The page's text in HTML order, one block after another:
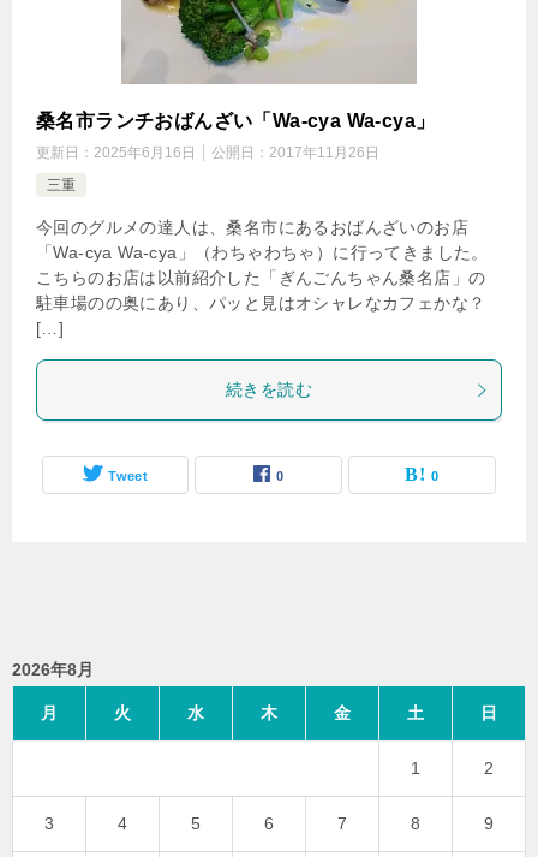
桑名市ランチおばんざい「Wa-cya Wa-cya」
更新日： 2025年6月16日 公開日： 2017年11月26日
三重
今回のグルメの達人は、桑名市にあるおばんざいのお店
「Wa-cya Wa-cya」（わちゃわちゃ）に行ってきました。
こちらのお店は以前紹介した「ぎんごんちゃん桑名店」の
駐車場のの奥にあり、パッと見はオシャレなカフェかな？
[…]
続きを読む
Tweet 0 0
2026年8月
月 火 水 木 金 土 日
1 2
3 4 5 6 7 8 9